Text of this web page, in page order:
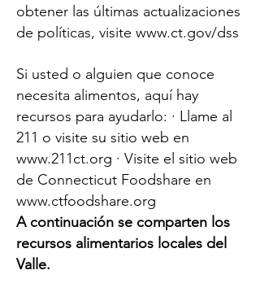
obtener las últimas actualizaciones
de políticas, visite www.ct.gov/dss
Si usted o alguien que conoce
necesita alimentos, aquí hay
recursos para ayudarlo: · Llame al
211 o visite su sitio web en
www.211ct.org · Visite el sitio web
de Connecticut Foodshare en
www.ctfoodshare.org
A continuación se comparten los
recursos alimentarios locales del
Valle.